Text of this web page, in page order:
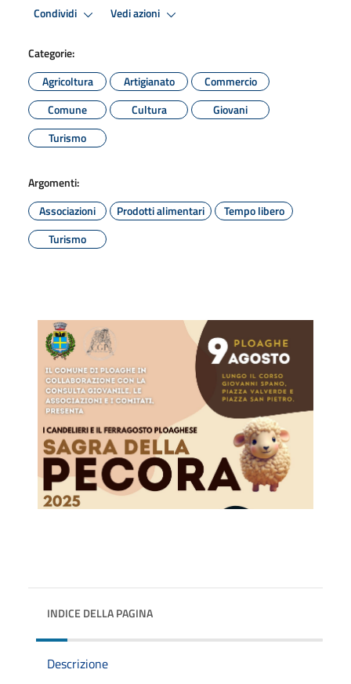
Condividi Vedi azioni
Categorie:
Agricoltura
Artigianato
Commercio
Comune
Cultura
Giovani
Turismo
Argomenti:
Associazioni
Prodotti alimentari
Tempo libero
Turismo
INDICE DELLA PAGINA
Descrizione